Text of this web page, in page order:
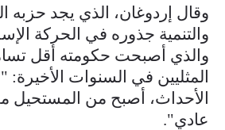
وقال إردوغان، الذي يجد حزبه
والتنمية جذوره في الحركة
والذي أصبحت حكومته أقل
المثليين في السنوات
الأحداث، أصبح من
عادي".